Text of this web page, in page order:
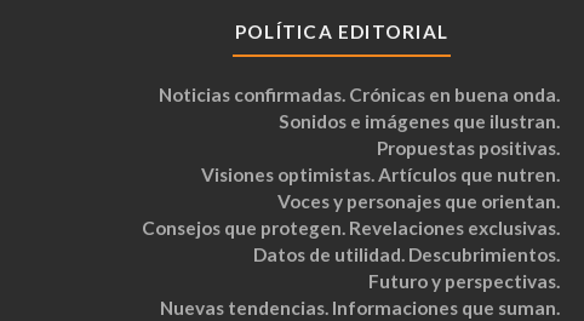
POLÍTICA EDITORIAL
Noticias confirmadas. Crónicas en buena onda.
Sonidos e imágenes que ilustran.
Propuestas positivas.
Visiones optimistas. Artículos que nutren.
Voces y personajes que orientan.
Consejos que protegen. Revelaciones exclusivas.
Datos de utilidad. Descubrimientos.
Futuro y perspectivas.
Nuevas tendencias. Informaciones que suman.